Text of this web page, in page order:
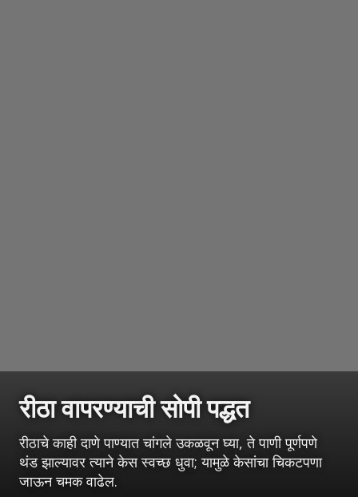
रीठा वापरण्याची सोपी पद्धत
रीठाचे काही दाणे पाण्यात चांगले उकळवून घ्या, ते पाणी पूर्णपणे
थंड झाल्यावर त्याने केस स्वच्छ धुवा; यामुळे केसांचा चिकटपणा
जाऊन चमक वाढेल.